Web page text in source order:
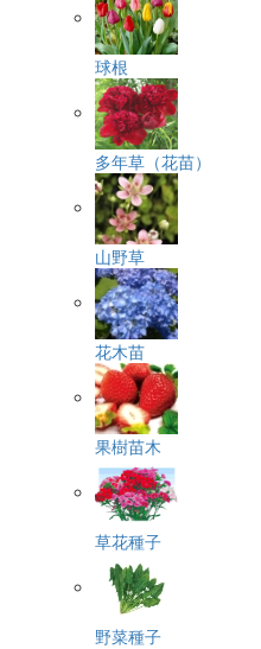
球根
多年草（花苗）
山野草
花木苗
果樹苗木
草花種子
野菜種子